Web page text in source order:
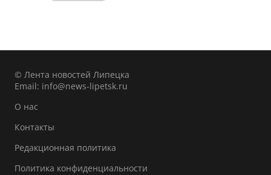
© Лента новостей Липецка
Email: info@news-lipetsk.ru
О нас
Контакты
Редакционная политика
Политика конфиденциальности